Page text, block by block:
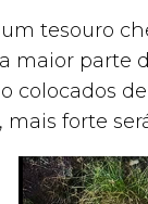
tesouro
maior parte
colocados
mais forte